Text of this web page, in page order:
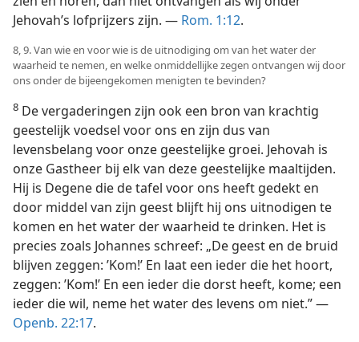
Jehovah’s lofprijzers zijn. — Rom. 1:12.
8, 9. Van wie en voor wie is de uitnodiging om van het water der
waarheid te nemen, en welke onmiddellijke zegen ontvangen wij door
ons onder de bijeengekomen menigten te bevinden?
8 De vergaderingen zijn ook een bron van krachtig
geestelijk voedsel voor ons en zijn dus van
levensbelang voor onze geestelijke groei. Jehovah is
onze Gastheer bij elk van deze geestelijke maaltijden.
Hij is Degene die de tafel voor ons heeft gedekt en
door middel van zijn geest blijft hij ons uitnodigen te
komen en het water der waarheid te drinken. Het is
precies zoals Johannes schreef: „De geest en de bruid
blijven zeggen: ’Kom!’ En laat een ieder die het hoort,
zeggen: ’Kom!’ En een ieder die dorst heeft, kome; een
ieder die wil, neme het water des levens om niet.” —
Openb. 22:17.